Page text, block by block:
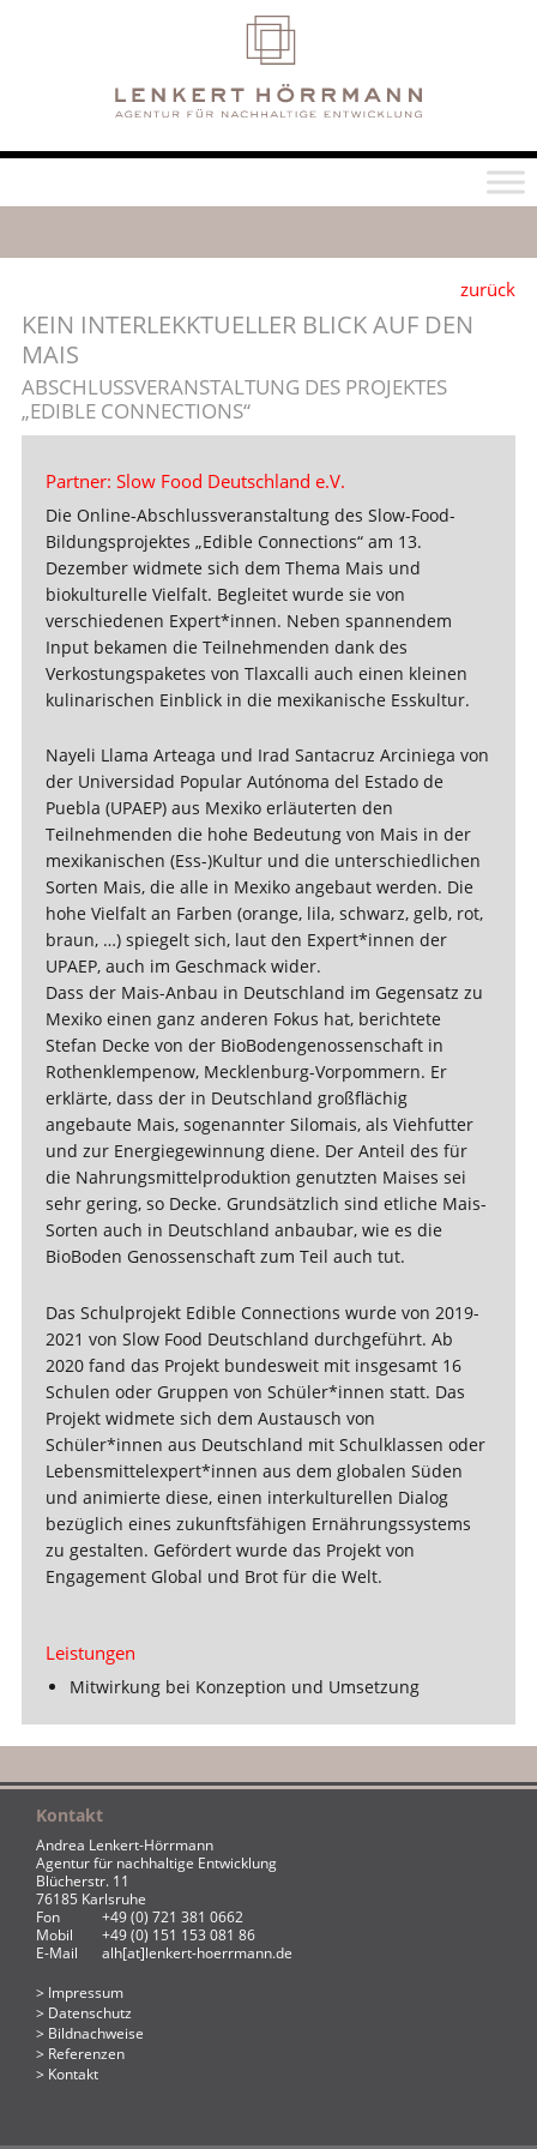
zurück
KEIN INTERLEKKTUELLER BLICK AUF DEN
MAIS
ABSCHLUSSVERANSTALTUNG DES PROJEKTES
„EDIBLE CONNECTIONS“
Partner: Slow Food Deutschland e.V.
Die Online-Abschlussveranstaltung des Slow-Food-
Bildungsprojektes „Edible Connections“ am 13.
Dezember widmete sich dem Thema Mais und
biokulturelle Vielfalt. Begleitet wurde sie von
verschiedenen Expert*innen. Neben spannendem
Input bekamen die Teilnehmenden dank des
Verkostungspaketes von Tlaxcalli auch einen kleinen
kulinarischen Einblick in die mexikanische Esskultur.
Nayeli Llama Arteaga und Irad Santacruz Arciniega von
der Universidad Popular Autónoma del Estado de
Puebla (UPAEP) aus Mexiko erläuterten den
Teilnehmenden die hohe Bedeutung von Mais in der
mexikanischen (Ess-)Kultur und die unterschiedlichen
Sorten Mais, die alle in Mexiko angebaut werden. Die
hohe Vielfalt an Farben (orange, lila, schwarz, gelb, rot,
braun, …) spiegelt sich, laut den Expert*innen der
UPAEP, auch im Geschmack wider.
Dass der Mais-Anbau in Deutschland im Gegensatz zu
Mexiko einen ganz anderen Fokus hat, berichtete
Stefan Decke von der BioBodengenossenschaft in
Rothenklempenow, Mecklenburg-Vorpommern. Er
erklärte, dass der in Deutschland großflächig
angebaute Mais, sogenannter Silomais, als Viehfutter
und zur Energiegewinnung diene. Der Anteil des für
die Nahrungsmittelproduktion genutzten Maises sei
sehr gering, so Decke. Grundsätzlich sind etliche Mais-
Sorten auch in Deutschland anbaubar, wie es die
BioBoden Genossenschaft zum Teil auch tut.
Das Schulprojekt Edible Connections wurde von 2019-
2021 von Slow Food Deutschland durchgeführt. Ab
2020 fand das Projekt bundesweit mit insgesamt 16
Schulen oder Gruppen von Schüler*innen statt. Das
Projekt widmete sich dem Austausch von
Schüler*innen aus Deutschland mit Schulklassen oder
Lebensmittelexpert*innen aus dem globalen Süden
und animierte diese, einen interkulturellen Dialog
bezüglich eines zukunftsfähigen Ernährungssystems
zu gestalten. Gefördert wurde das Projekt von
Engagement Global und Brot für die Welt.
Leistungen
Mitwirkung bei Konzeption und Umsetzung
Kontakt
Andrea Lenkert-Hörrmann
Agentur für nachhaltige Entwicklung
Blücherstr. 11
76185 Karlsruhe
Fon
+49 (0) 721 381 0662
Mobil
+49 (0) 151 153 081 86
E-Mail
alh[at]lenkert-hoerrmann.de
Impressum
Datenschutz
Bildnachweise
Referenzen
Kontakt